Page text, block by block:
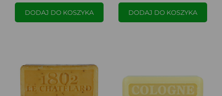
DODAJ DO KOSZYKA DODAJ DO KOSZYKA